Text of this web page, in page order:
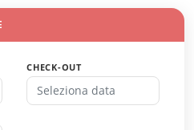
CHECK-OUT